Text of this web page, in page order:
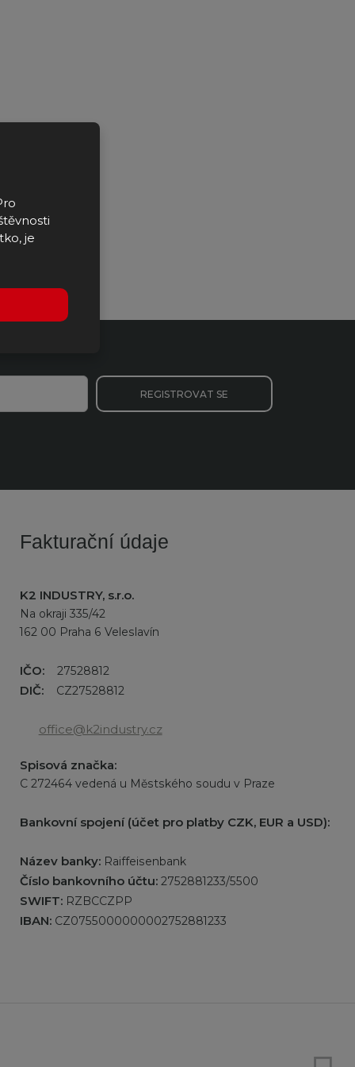
REGISTROVAT SE
Fakturační údaje
K2 INDUSTRY, s.r.o.
Na okraji 335/42
162 00 Praha 6 Veleslavín
IČO: 27528812
DIČ: CZ27528812
office@k2industry.cz
Spisová značka:
C 272464 vedená u Městského soudu v Praze
Bankovní spojení (účet pro platby CZK, EUR a USD):
Název banky: Raiffeisenbank
Číslo bankovního účtu: 2752881233/5500
SWIFT: RZBCCZPP
IBAN: CZ0755000000002752881233
je